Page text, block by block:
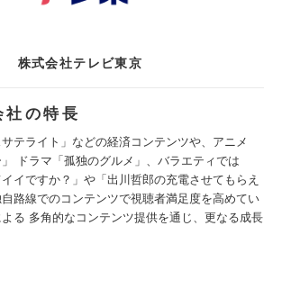
株式会社テレビ東京
社の特長
サテライト」などの経済コンテンツや、アニメ
」 ドラマ「孤独のグルメ」、バラエティでは
イイですか？」や「出川哲郎の充電させてもらえ
路線でのコンテンツで視聴者満足度を高めてい
る 多角的なコンテンツ提供を通じ、更なる成長